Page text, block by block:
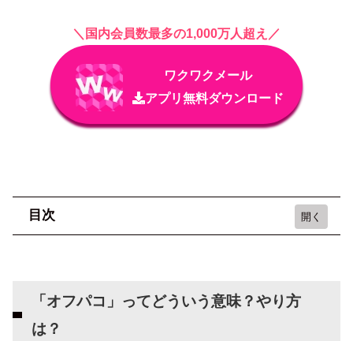
＼国内会員数最多の1,000万人超え／
ワクワクメール
アプリ無料ダウンロード
目次
が勝率いい？
「オフパコ」ってどういう意味？やり方
は？